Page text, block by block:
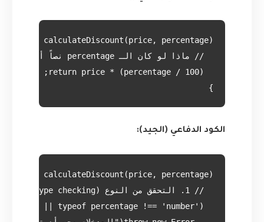
}
الكود الدفاعي (الجيد):